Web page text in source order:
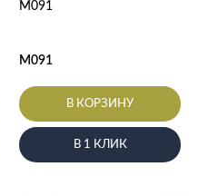
M091
M091
В КОРЗИНУ
В 1 КЛИК